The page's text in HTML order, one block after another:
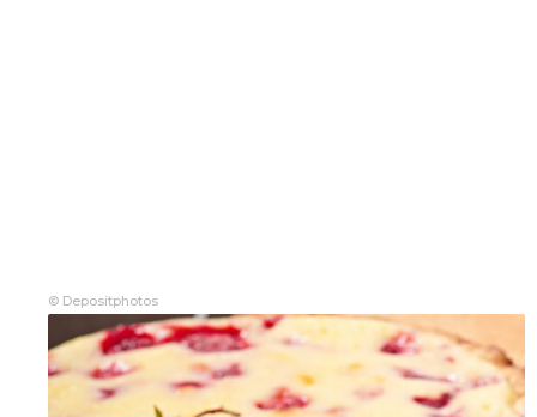
© Depositphotos